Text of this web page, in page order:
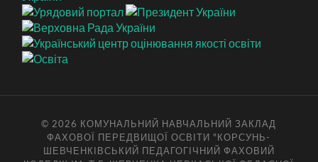
© 2026 КОМУНАЛЬНИЙ НАВЧАЛЬНИЙ ЗАКЛАД
ФАХОВОЇ ПЕРЕДВИЩОЇ ОСВІТИ "КОРСУНЬ-
ШЕВЧЕНКІВСЬКИЙ ПЕДАГОГІЧНИЙ ФАХОВИЙ